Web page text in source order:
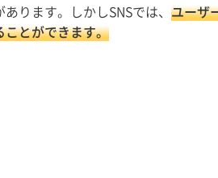
ります。しかしSNSでは、 ユーザ
ことができます。